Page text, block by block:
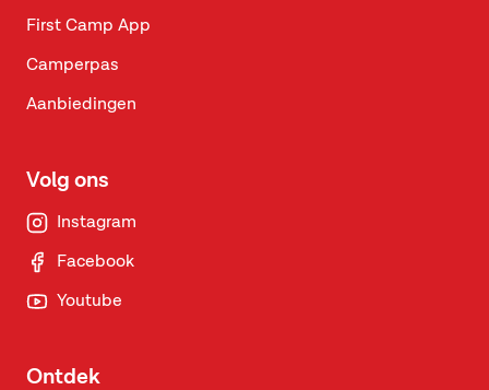
First Camp App
Camperpas
Aanbiedingen
Volg ons
Instagram
Facebook
Youtube
Ontdek